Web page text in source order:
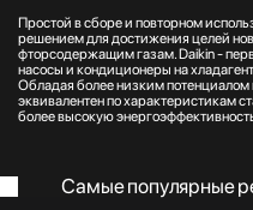
Простой в сборе и повторном
решением для достижения целей
фторсодержащим газам. Daikin -
насосы и кондиционеры на
Обладая более низким потенциалом
эквивалентен по характеристикам
более высокую
Самые популярные